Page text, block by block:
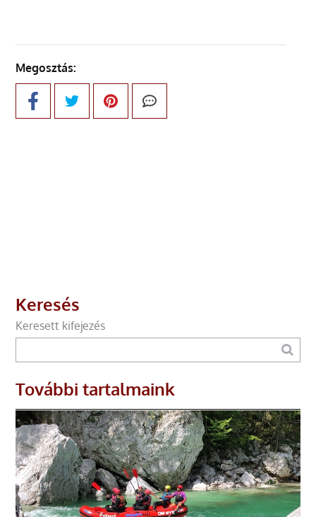
Megosztás:
Keresés
Keresett kifejezés
További tartalmaink